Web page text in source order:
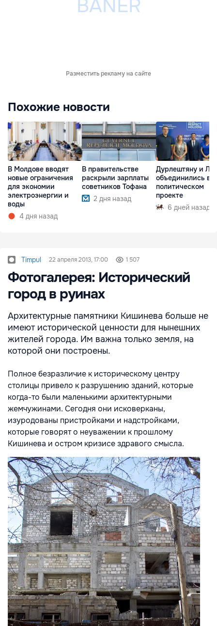
Разместить рекламу на сайте
Похожие новости
В Молдове вводят
новые ограничения
для экономии
электроэнергии и
воды
4 дня назад
В правительстве
раскрыли зарплаты
советников Тофана
2 дня назад
Дурлештяну и
объединились в
политическом
проекте
6 дней назад
Timpul 22 апреля 2013, 17:00 1 507
Фотогалерея: Исторический
город в руинах
Архитектурные памятники Кишинева больше не
имеют исторической ценности для нынешних
жителей города. Им важна только земля, на
которой они построены.
Полное безразличие к историческому центру
столицы привело к разрушению зданий, которые
когда-то были маленькими архитектурными
жемчужинами. Сегодня они исковерканы,
изуродованы пристройками и надстройками,
которые говорят о неуважении к прошлому
Кишинева и остром кризисе здравого смысла.